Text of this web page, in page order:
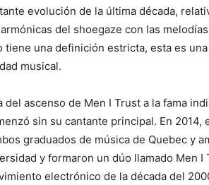
evolución de la última década,
del shoegaze con las
tiene una definición estricta, esta es
musical.
del ascenso de Men I Trust a la fama
sin su cantante principal. En
graduados de música de Quebec y
y formaron un dúo llamado Men
electrónico de la década del